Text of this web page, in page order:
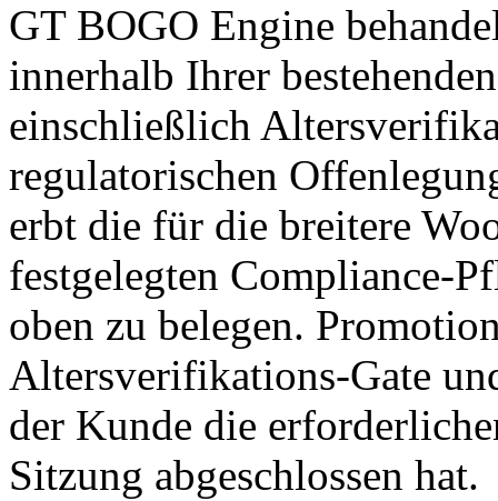
GT BOGO Engine
innerhalb Ihrer
einschließlich
regulatorischen
erbt die für die breitere
festgelegten Compliance-
oben zu belegen.
Altersverifikations-Gate
der Kunde die
Sitzung abgeschlossen hat.